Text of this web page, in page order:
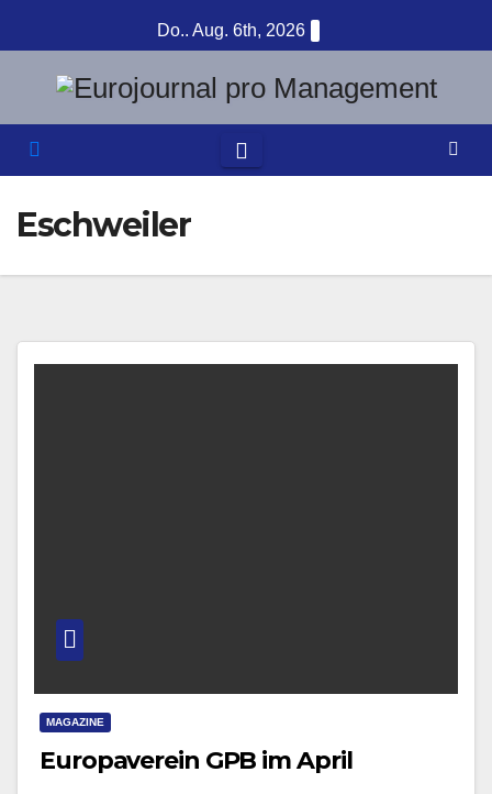
Inhalt
springen
Do.. Aug. 6th, 2026
Eschweiler
MAGAZINE
Europaverein GPB im April